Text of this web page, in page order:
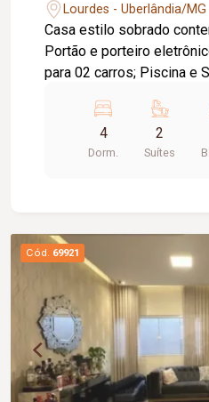
Lourdes - Uberlândia/MG
Casa estilo sobrado
Portão e porteiro eletrônico; Garagem
para 02 carros; Piscina e SPA aquecida e com
próprio para Bar; Banheiro Social com box em
vidro temperado, pia em
acesso ao aos fundo coberto, Cozinha
com móveis planejados e coifa, Sala
Despensa, Banheiro de serviço, Lavanderia,
Estendal, Corredor lateral com estendal, Quintal
com ducha, Dos depósitos abaixo da escada.
Piso superior contendo: Sala, Quarto amplo,
Varanda, Closet com armário planejado, Banheiro
com Box em vidro temperado,
4
Dorm.
2
Suítes
Cód. 69921